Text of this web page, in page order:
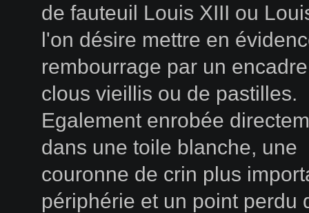
de fauteuil Louis XIII ou
l'on désire mettre en
rembourrage par un
clous vieillis ou de pastilles.
Egalement enrobée
dans une toile blanche, une
couronne de crin plus
périphérie et un point perdu